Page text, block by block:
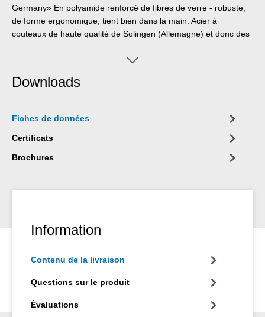
Germany» En polyamide renforcé de fibres de verre - robuste,
de forme ergonomique, tient bien dans la main. Acier à
couteaux de haute qualité de Solingen (Allemagne) et donc des
de tous les conducteurs multibrins et monobrins courants (0,2 à
section du conducteur et permet ainsi un dégainage rapide et
d'utilisation et son mécanisme de fonctionnement fluide. Une
dimension de longueur optique (5 à 12 mm) permet de dégainer
garantit un travail sans fatigue.
Downloads
Fiches de données
Certificats
Brochures
Information
Contenu de la livraison
Questions sur le produit
Évaluations